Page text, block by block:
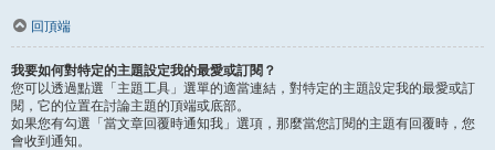
回頂端
我要如何對特定的主題設定我的最愛或訂閱？
您可以透過點選「主題工具」選單的適當連結，對特定的主題設定我的最愛或訂
閱，它的位置在討論主題的頂端或底部。
如果您有勾選「當文章回覆時通知我」選項，那麼當您訂閱的主題有回覆時，您
會收到通知。